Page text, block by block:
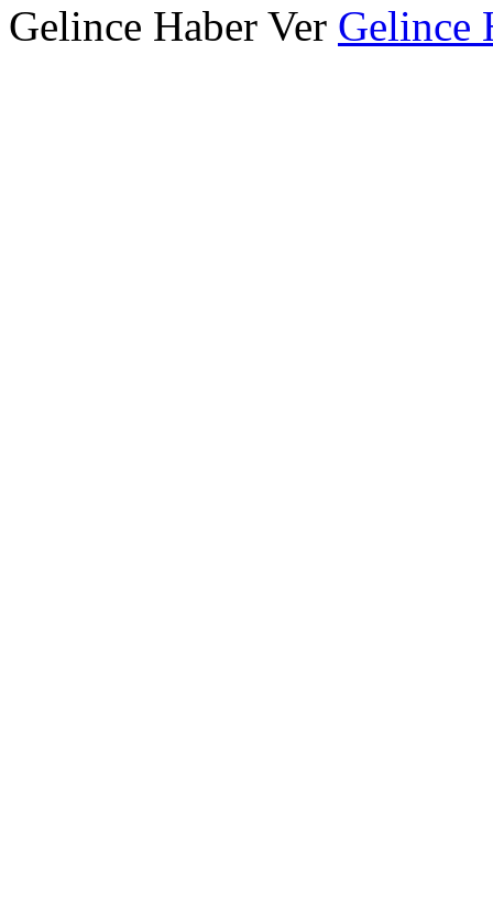
Gelince Haber Ver Gelince